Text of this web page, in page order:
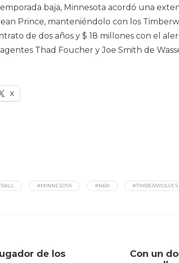
baja, Minnesota acordó una
Prince, manteniéndolo con los
de dos años y $ 18 millones con el
Thad Foucher y Joe Smith de
X
#MINNESOTA #NBA #TIMBERWOLVES
de los
Con un